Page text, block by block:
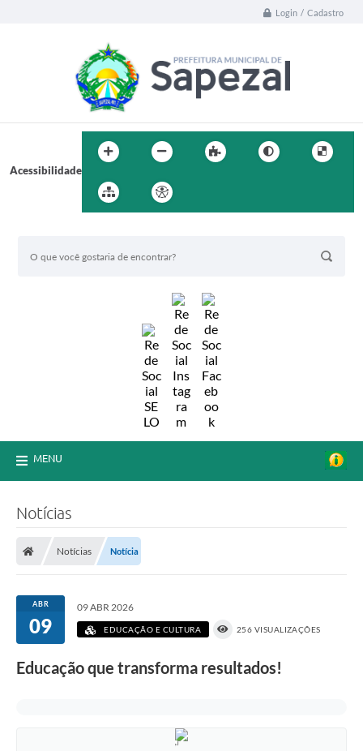
Login / Cadastro
Acessibilidade
MENU
Notícias
Notícias Notícia
ABR
09
09 ABR 2026
EDUCAÇÃO E CULTURA 256 VISUALIZAÇÕES
Educação que transforma resultados!